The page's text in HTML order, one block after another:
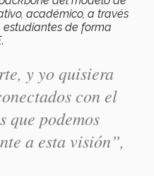
académico, a través
de forma
.
y yo quisiera
con el
que podemos
a esta visión”,